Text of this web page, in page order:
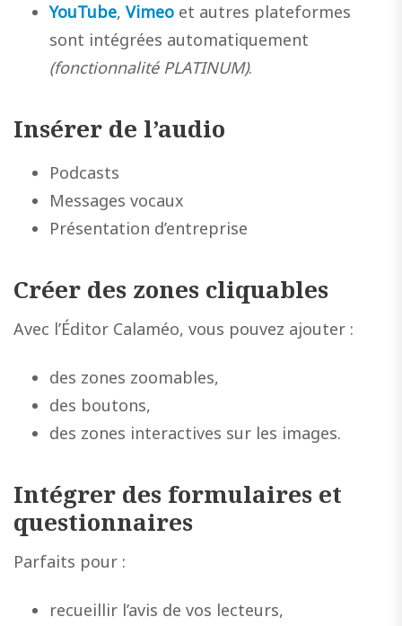
YouTube, Vimeo et autres plateformes
sont intégrées automatiquement
(fonctionnalité PLATINUM).
Insérer de l’audio
Podcasts
Messages vocaux
Présentation d’entreprise
Créer des zones cliquables
Avec l’Éditor Calaméo, vous pouvez ajouter :
des zones zoomables,
des boutons,
des zones interactives sur les images.
Intégrer des formulaires et
questionnaires
Parfaits pour :
recueillir l’avis de vos lecteurs,